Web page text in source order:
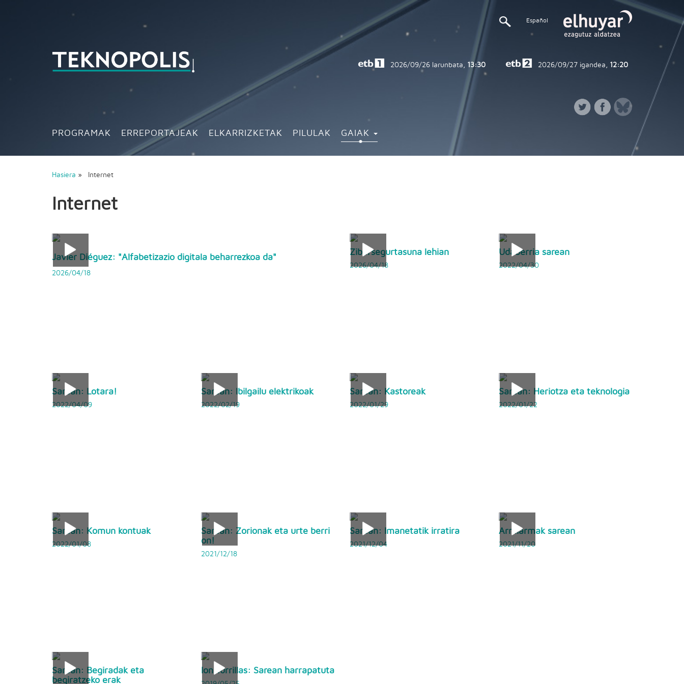
Español
PROGRAMAK ERREPORTAJEAK ELKARRIZKETAK PILULAK GAIAK
2026/09/26 larunbata, 13:30 2026/09/27 igandea, 12:20
Hasiera » Internet
Internet
Javier Diéguez: "Alfabetizazio digitala beharrezkoa da"
2026/04/18
Zibersegurtasuna lehian
2026/04/18
Udaberria sarean
2022/04/30
Sarean: Lotara!
2022/04/09
Sarean: Ibilgailu elektrikoak
2022/02/19
Sarean: Kastoreak
2022/01/29
Sarean: Heriotza eta teknologia
2022/01/22
Sarean: Komun kontuak
2022/01/08
Sarean: Zorionak eta urte berri
on!
2021/12/18
Sarean: Imanetatik irratira
2021/12/04
Armiarmak sarean
2021/11/20
Sarean: Begiradak eta
begiratzeko erak
Ion Turrillas: Sarean harrapatuta